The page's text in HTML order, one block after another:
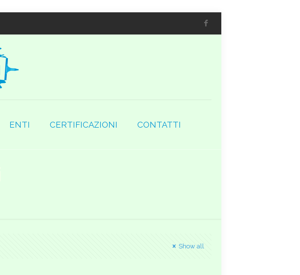
ENTI CERTIFICAZIONI CONTATTI
Show all